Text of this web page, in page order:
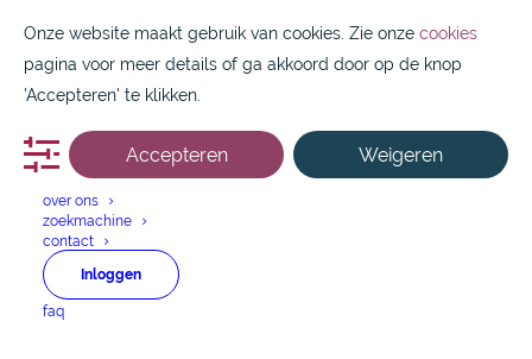
088 1800 550
over ons
zoekmachine
contact
Inloggen
faq
Anidulafungin
Onze website maakt gebruik van cookies. Zie onze cookies
pagina voor meer details of ga akkoord door op de knop
'Accepteren' te klikken.
Accepteren Weigeren